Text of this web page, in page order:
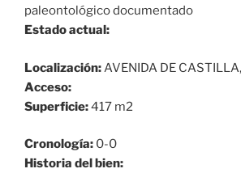
paleontológico documentado
Estado actual:
Localización:AVENIDA DE
Acceso:
Superficie:417 m2
Cronología: 0-0
Historia del bien: